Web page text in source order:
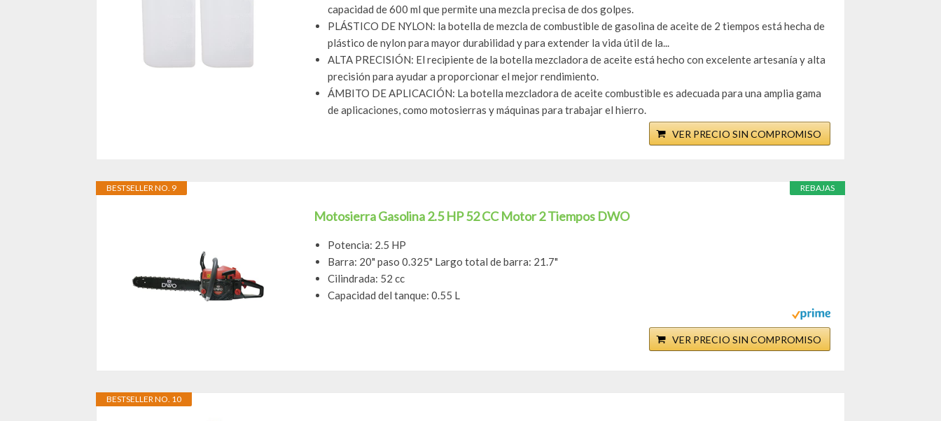
capacidad de 600 ml que permite una mezcla precisa de dos golpes.
PLÁSTICO DE NYLON: la botella de mezcla de combustible de gasolina de aceite de 2 tiempos está hecha de
plástico de nylon para mayor durabilidad y para extender la vida útil de la...
ALTA PRECISIÓN: El recipiente de la botella mezcladora de aceite está hecho con excelente artesanía y alta
precisión para ayudar a proporcionar el mejor rendimiento.
ÁMBITO DE APLICACIÓN: La botella mezcladora de aceite combustible es adecuada para una amplia gama
de aplicaciones, como motosierras y máquinas para trabajar el hierro.
VER PRECIO SIN COMPROMISO
REBAJAS
BESTSELLER NO. 9
Motosierra Gasolina 2.5 HP 52 CC Motor 2 Tiempos DWO
Potencia: 2.5 HP
Barra: 20" paso 0.325" Largo total de barra: 21.7"
Cilindrada: 52 cc
Capacidad del tanque: 0.55 L
VER PRECIO SIN COMPROMISO
BESTSELLER NO. 10